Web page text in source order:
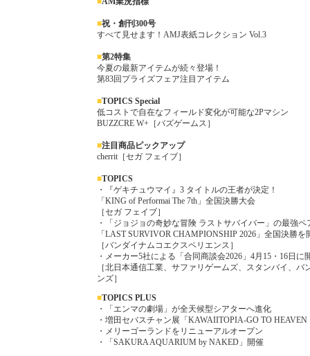
■祝・創刊300号
すべて見せます！AMJ表紙コレクション Vol.3
■第2特集
今夏の最新アイテムが続々登場！
第83回プライズフェア注目アイテム
■TOPICS Special
低コストで自在なフィールド変化が可能な2Pマシン
BUZZCRE W+［バズゲームス］
■注目商品ピックアップ
cherrit［セガ フェイブ］
■TOPICS
・『ゲキチュウマイ』3 タイトルの王者が決定！
「KING of Performai The 7th」全国決勝大会
［セガ フェイブ］
・「ジョジョの奇妙な冒険 ラストサバイバー」の最強ペ
「LAST SURVIVOR CHAMPIONSHIP 2026」全国決勝を
［バンダイナムコエクスペリエンス］
・メーカー5社による「合同商談会2026」4月15・16日に
［北日本通信工業、サファリゲームズ、スタンバイ、
ンズ］
■TOPICS PLUS
・「エンマの劇場」が全天候型シアターへ進化
・増田セバスチャン展「KAWAIITOPIA-GO TO
・メリーゴーランドをリニューアルオープン
・「SAKURA AQUARIUM by NAKED」開催